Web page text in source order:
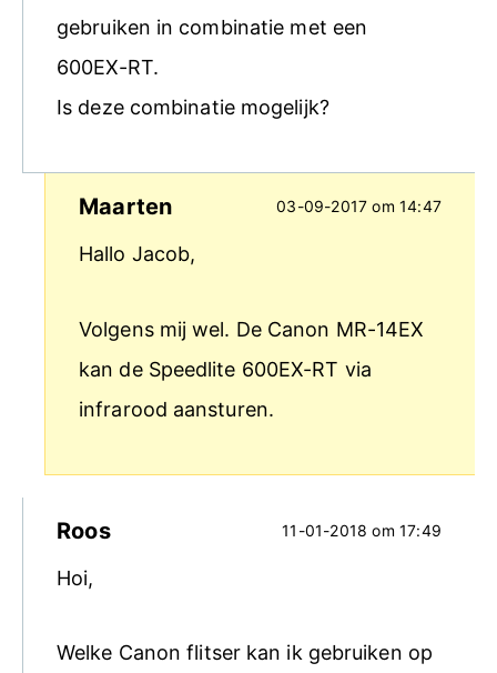
gebruiken in combinatie met een
600EX-RT.
Is deze combinatie mogelijk?
Maarten 03-09-2017 om 14:47
Hallo Jacob,
Volgens mij wel. De Canon MR-14EX
kan de Speedlite 600EX-RT via
infrarood aansturen.
Roos 11-01-2018 om 17:49
Hoi,
Welke Canon flitser kan ik gebruiken op